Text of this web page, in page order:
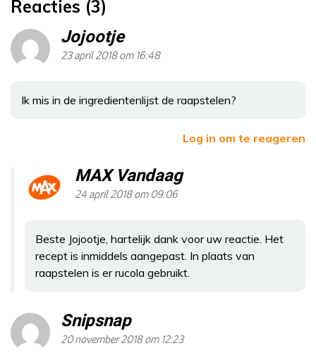
Reacties (3)
Jojootje
23 april 2018 om 16:48
Ik mis in de ingredientenlijst de raapstelen?
Log in om te reageren
MAX Vandaag
24 april 2018 om 09:06
Beste Jojootje, hartelijk dank voor uw reactie. Het
recept is inmiddels aangepast. In plaats van
raapstelen is er rucola gebruikt.
Snipsnap
20 november 2018 om 12:23